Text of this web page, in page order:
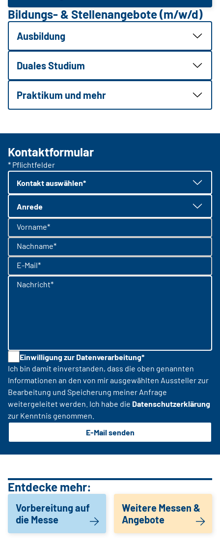
Bildungs- & Stellenangebote (m/w/d)
Ausbildung
Duales Studium
Praktikum und mehr
Kontaktformular
* Pflichtfelder
Kontakt auswählen*
Anrede
Vorname*
Nachname*
E-Mail*
Nachricht*
Einwilligung zur Datenverarbeitung*
Ich bin damit einverstanden, dass die oben genannten
Informationen an den von mir ausgewählten Aussteller zur
Bearbeitung und Speicherung meiner Anfrage
weitergeleitet werden. Ich habe die Datenschutzerklärung
zur Kenntnis genommen.
E-Mail senden
Entdecke mehr:
Vorbereitung auf
die Messe
Weitere Messen &
Angebote